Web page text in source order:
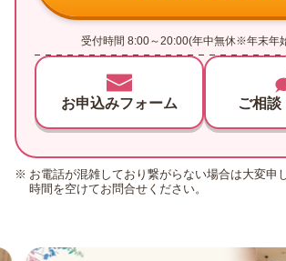
受付時間 8:00～20:00(年中無休※年末年
お申込みフォーム ご相談
お電話が混雑しており繋がらない場合は大変申
時間を空けてお問合せください。